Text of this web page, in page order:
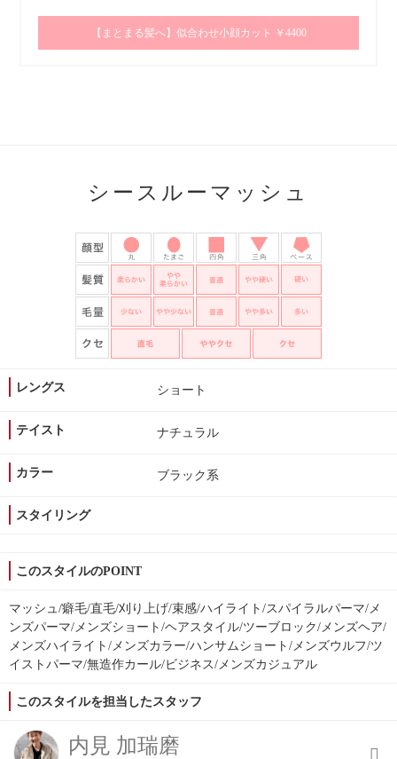
【まとまる髪へ】似合わせ小顔カット ￥4400
シースルーマッシュ
レングス ショート
テイスト ナチュラル
カラー ブラック系
スタイリング
このスタイルのPOINT
マッシュ/癖毛/直毛/刈り上げ/束感/ハイライト/スパイラルパーマ/メ
ンズパーマ/メンズショート/ヘアスタイル/ツーブロック/メンズヘア/
メンズハイライト/メンズカラー/ハンサムショート/メンズウルフ/ツ
イストパーマ/無造作カール/ビジネス/メンズカジュアル
このスタイルを担当したスタッフ
内見 加瑞磨